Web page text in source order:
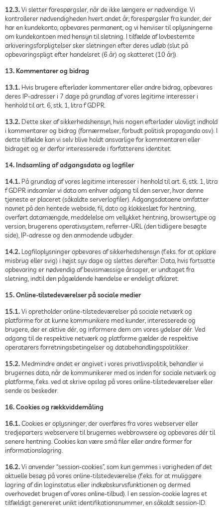
12.3.Vi sletter forespørgsler, når de ikke længere er nødvendige. Vi
kontrollerer nødvendigheden hvert andet år; forespørgsler fra kunder, der
har en kundekonto, opbevares permanent, og vi henviser til oplysningerne
om kundekontoen med hensyn til sletning. I tilfælde af lovbestemte
arkiveringsforpligtelser sker sletningen efter deres udløb (slut på
opbevaringspligt efter handelsret (6 år) og skatteret (10 år)).
13. Kommentarer og bidrag
13.1. Hvis brugere efterlader kommentarer eller andre bidrag, opbevares
deres IP-adresser i 7 dage på grundlag af vores legitime interesser i
henhold til art. 6, stk. 1, litra f GDPR.
13.2. Dette sker af sikkerhedshensyn, hvis nogen efterlader ulovligt indhold
i kommentarer og bidrag (fornærmelser, forbudt politisk propaganda osv.). I
dette tilfælde kan vi selv blive holdt ansvarlige for kommentaren eller
bidraget og er derfor interesserede i forfatterens identitet.
14. Indsamling af adgangsdata og logfiler
14.1. På grundlag af vores legitime interesser i henhold til art. 6, stk. 1, litra
f GDPR indsamler vi data om enhver adgang til den server, hvor denne
tjeneste er placeret (såkaldte serverlogfiler). Adgangsdataene omfatter
navnet på den hentede webside, fil, dato og klokkeslæt for hentning,
overført datamængde, meddelelse om vellykket hentning, browsertype og
version, brugerens operativsystem, referrer-URL (den tidligere besøgte
side), IP-adresse og den anmodende udbyder.
14.2. Logfiloplysninger opbevares af sikkerhedshensyn (f.eks. for at opklare
misbrug eller svig) i højst syv dage og slettes derefter. Data, hvis fortsatte
opbevaring er nødvendig af bevismæssige årsager, er undtaget fra
sletning, indtil den pågældende hændelse er endeligt afklaret.
15. Online-tilstedeværelser på sociale medier
15.1.Vi opretholder online-tilstedeværelser på sociale netværk og
platforme for at kunne kommunikere med kunder, interesserede og
brugere, der er aktive dér, og informere dem om vores ydelser dér. Ved
adgang til de respektive netværk og platforme gælder de respektive
operatørers forretningsbetingelser og databehandlingspolitikker.
15.2. Medmindre andet er angivet i vores privatlivspolitik, behandler vi
brugernes data, når de kommunikerer med os inden for sociale netværk og
platforme, f.eks. ved at skrive opslag på vores online-tilstedeværelser eller
sende os beskeder.
16. Cookies og rækkviddemåling
16.1.Cookies er oplysninger, der overføres fra vores webserver eller
tredjeparters webservere til brugernes webbrowsere og opbevares dér til
senere hentning. Cookies kan være små filer eller andre former for
informationslagring.
16.2.Vi anvender “session-cookies”, som kun gemmes i varigheden af det
aktuelle besøg på vores online-tilstedeværelse (f.eks. for at muliggøre
lagring af din loginstatus eller indkøbskurvsfunktionen og dermed
overhovedet brugen af vores online-tilbud). I en session-cookie lagres et
tilfældigt genereret unikt identifikationsnummer, en såkaldt session-ID.